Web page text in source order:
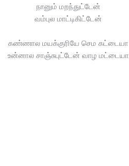
நானும் மறந்துட்டேன்
வம்புல மாட்டிகிட்டேன்
கண்ணால மயக்குரியே செம கட்டையா
உன்னால சாஞ்சுபுட்டேன் வாழ மட்டையா